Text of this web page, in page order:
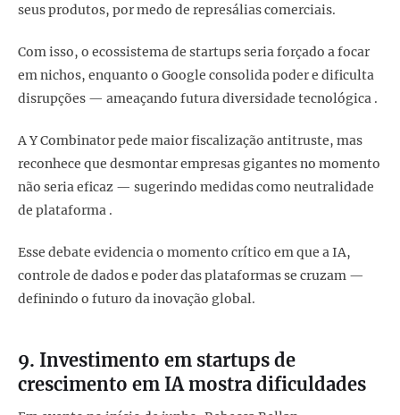
seus produtos, por medo de represálias comerciais.
Com isso, o ecossistema de startups seria forçado a focar
em nichos, enquanto o Google consolida poder e dificulta
disrupções — ameaçando futura diversidade tecnológica .
A Y Combinator pede maior fiscalização antitruste, mas
reconhece que desmontar empresas gigantes no momento
não seria eficaz — sugerindo medidas como neutralidade
de plataforma .
Esse debate evidencia o momento crítico em que a IA,
controle de dados e poder das plataformas se cruzam —
definindo o futuro da inovação global.
9. Investimento em startups de
crescimento em IA mostra dificuldades